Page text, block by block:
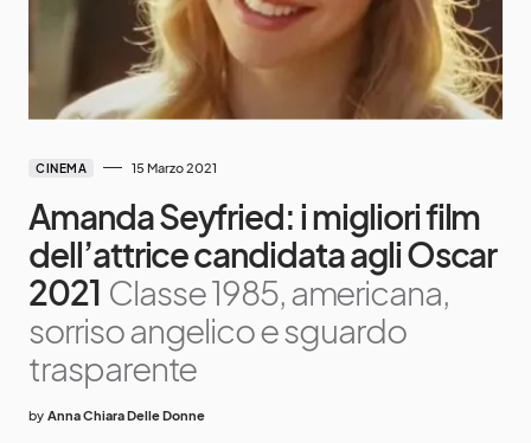
CINEMA 15 Marzo 2021
Amanda Seyfried: i migliori film
dell’attrice candidata agli Oscar
2021 Classe 1985, americana,
sorriso angelico e sguardo
trasparente
by Anna Chiara Delle Donne